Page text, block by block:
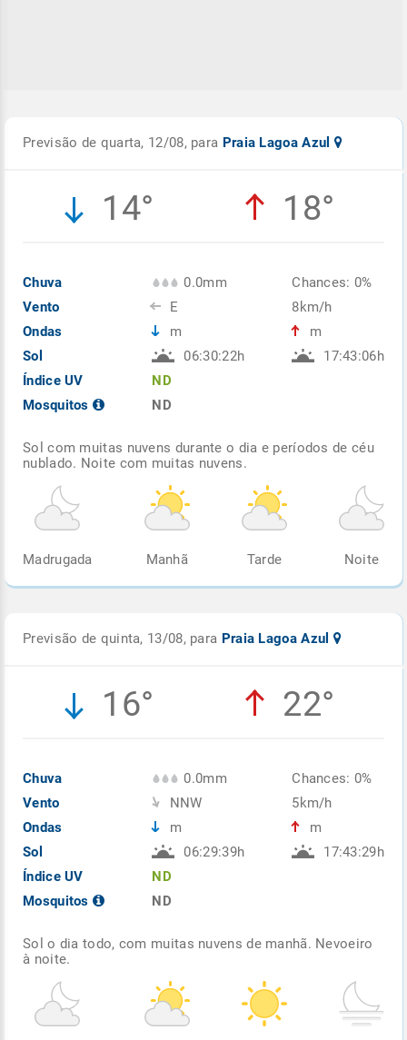
Previsão de quarta, 12/08, para Praia Lagoa Azul
14° 18°
Chuva
Vento
Ondas
Sol
Índice UV
Mosquitos
0.0mm
E
m
06:30:22h
ND
ND
Chances: 0%
8km/h
m
17:43:06h
Sol com muitas nuvens durante o dia e períodos de céu
nublado. Noite com muitas nuvens.
Madrugada Manhã Tarde Noite
Previsão de quinta, 13/08, para Praia Lagoa Azul
16° 22°
Chuva
Vento
Ondas
Sol
Índice UV
Mosquitos
0.0mm
NNW
m
06:29:39h
ND
ND
Chances: 0%
5km/h
m
17:43:29h
Sol o dia todo, com muitas nuvens de manhã. Nevoeiro
à noite.